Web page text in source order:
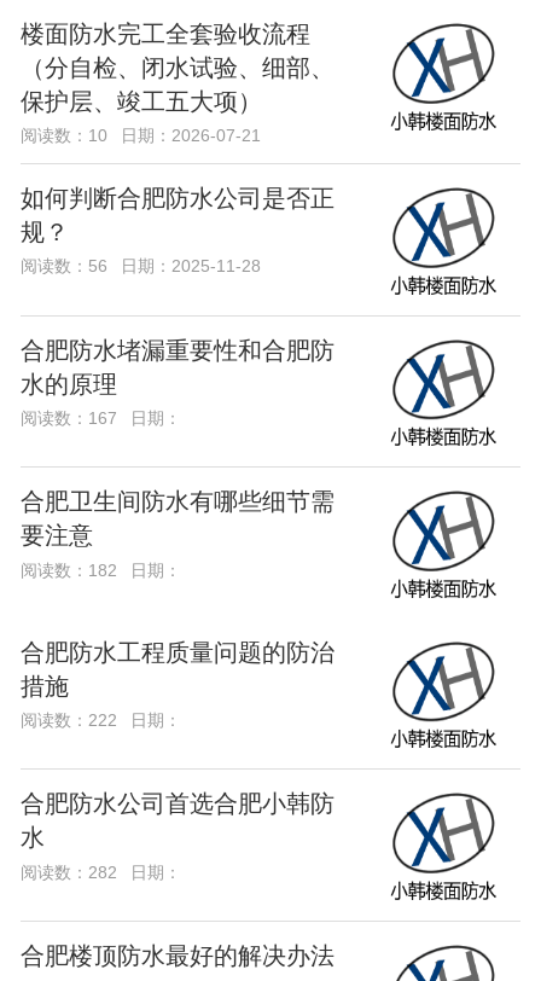
楼面防水完工全套验收流程
（分自检、闭水试验、细部、
保护层、竣工五大项）
阅读数：10 日期：2026-07-21
如何判断合肥防水公司是否正
规？
阅读数：56 日期：2025-11-28
合肥防水堵漏重要性和合肥防
水的原理
阅读数：167 日期：
合肥卫生间防水有哪些细节需
要注意
阅读数：182 日期：
合肥防水工程质量问题的防治
措施
阅读数：222 日期：
合肥防水公司首选合肥小韩防
水
阅读数：282 日期：
合肥楼顶防水最好的解决办法